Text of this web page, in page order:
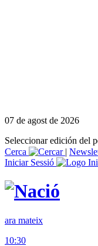
07 de agost de 2026
Seleccionar edición del
Cerca
|
Iniciar Sessió
ara mateix
10:30